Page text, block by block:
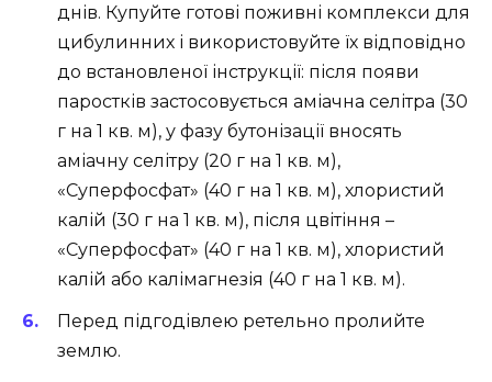
днів. Купуйте готові поживні комплекси для
цибулинних і використовуйте їх відповідно
до встановленої інструкції: після появи
паростків застосовується аміачна селітра (30
г на 1 кв. м), у фазу бутонізації вносять
аміачну селітру (20 г на 1 кв. м),
«Суперфосфат» (40 г на 1 кв. м), хлористий
калій (30 г на 1 кв. м), після цвітіння –
«Суперфосфат» (40 г на 1 кв. м), хлористий
калій або калімагнезія (40 г на 1 кв. м).
Перед підгодівлею ретельно пролийте
землю.